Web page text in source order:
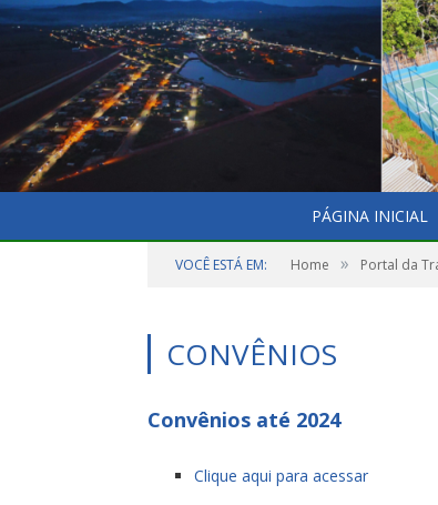
PÁGINA INICIAL
VOCÊ ESTÁ EM: Home » Portal da
CONVÊNIOS
Convênios até 2024
Clique aqui para acessar